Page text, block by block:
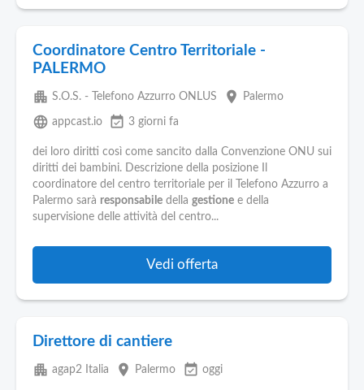
Coordinatore Centro Territoriale -
PALERMO
apartment S.O.S. - Telefono Azzurro ONLUS place Palermo
language appcast.io event_available 3 giorni fa
dei loro diritti così come sancito dalla Convenzione ONU sui
diritti dei bambini. Descrizione della posizione Il
coordinatore del centro territoriale per il Telefono Azzurro a
Palermo sarà responsabile della gestione e della
supervisione delle attività del centro...
Vedi offerta
Direttore di cantiere
apartment agap2 Italia place Palermo event_available oggi